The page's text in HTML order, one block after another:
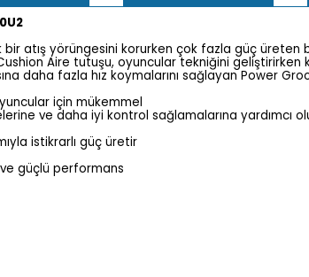
bir atış yörüngesini korurken çok fazla güç
Aire tutuşu, oyuncular tekniğini geliştirirken
daha fazla hız koymalarını sağlayan Power
için mükemmel
ve daha iyi kontrol sağlamalarına yardımcı
istikrarlı güç üretir
güçlü performans